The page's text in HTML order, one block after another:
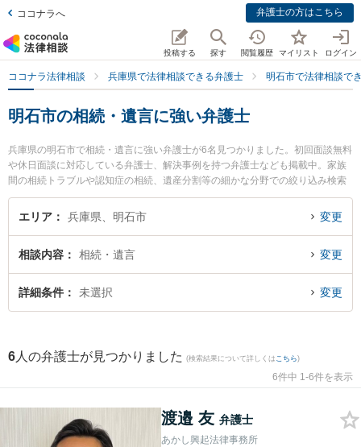
ココナラへ 弁護士の方はこちら
投稿する 探す 閲覧履歴 マイリスト ログイン
ココナラ法律相談 兵庫県で法律相談できる弁護士 明石市で法律相談で
明石市の相続・遺言に強い弁護士
兵庫県の明石市で相続・遺言に強い弁護士が6名見つかりました。初回面談無料
や休日面談に対応している弁護士、解決事例を持つ弁護士なども掲載中。家族
間の相続トラブルや認知症の相続、遺産分割等の細かな分野での絞り込み検索
もでき便利です。特にあかし興起法律事務所の渡邉 友弁護士や戎みなとまち法
律事務所の戎 卓一弁護士、弁護士法人筧法律事務所の髙田 南弁護士のプロフィ
言のトラブル解決の実績豊富な近くの弁護士を検索したい』『初回相談無料で
相続・遺言を法律相談できる明石市内の弁護士に相談予約したい』などでお困
りの相談者さんにおすすめです。
エリア 兵庫県、明石市 変更
相談内容 相続・遺言 変更
詳細条件 未選択 変更
6 人の弁護士が見つかりました (検索結果について詳しくは こちら)
6件中 1-6件を表示
渡邉 友 弁護士
あかし興起法律事務所